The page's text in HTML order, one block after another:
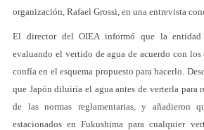
organización, Rafael Grossi, en una entrevista
El director del OIEA informó que la
evaluando el vertido de agua de acuerdo con los
confía en el esquema propuesto para hacerlo.
que Japón diluiría el agua antes de verterla para
de las normas reglamentarias, y añadieron
estacionados en Fukushima para cualquier